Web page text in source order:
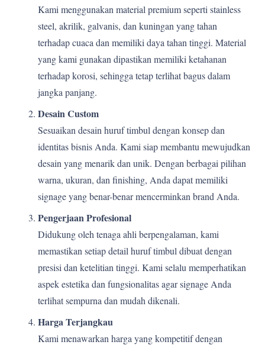
Kami menggunakan material premium seperti stainless
steel, akrilik, galvanis, dan kuningan yang tahan
terhadap cuaca dan memiliki daya tahan tinggi. Material
yang kami gunakan dipastikan memiliki ketahanan
terhadap korosi, sehingga tetap terlihat bagus dalam
jangka panjang.
Desain Custom
Sesuaikan desain huruf timbul dengan konsep dan
identitas bisnis Anda. Kami siap membantu mewujudkan
desain yang menarik dan unik. Dengan berbagai pilihan
warna, ukuran, dan finishing, Anda dapat memiliki
signage yang benar-benar mencerminkan brand Anda.
Pengerjaan Profesional
Didukung oleh tenaga ahli berpengalaman, kami
memastikan setiap detail huruf timbul dibuat dengan
presisi dan ketelitian tinggi. Kami selalu memperhatikan
aspek estetika dan fungsionalitas agar signage Anda
terlihat sempurna dan mudah dikenali.
Harga Terjangkau
Kami menawarkan harga yang kompetitif dengan